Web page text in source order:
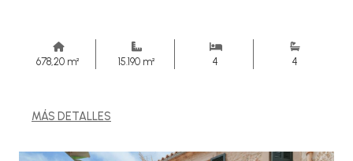
678,20 m² 15.190 m² 4 4
MÁS DETALLES